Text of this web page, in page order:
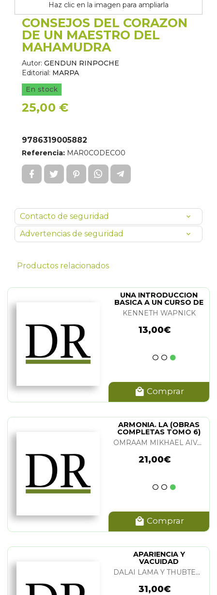
Haz clic en la imagen para ampliarla
CONSEJOS DEL CORAZON
DE UN MAESTRO DEL
MAHAMUDRA
Autor: GENDUN RINPOCHE
Editorial: MARPA
En stock
25,00 €
9786319005882
Referencia: MAR0CODECO0
Contacto de seguridad
Advertencias de seguridad
Productos relacionados
UNA INTRODUCCION
BASICA A UN CURSO DE
MILAGROS
KENNETH WAPNICK
13,00€
Comprar
ARMONIA. LA (OBRAS
COMPLETAS TOMO 6)
OMRAAM MIKHAEL AIVANHOV
21,00€
Comprar
APARIENCIA Y
VACUIDAD
DALAI LAMA Y THUBTEN CHODRON
31,00€